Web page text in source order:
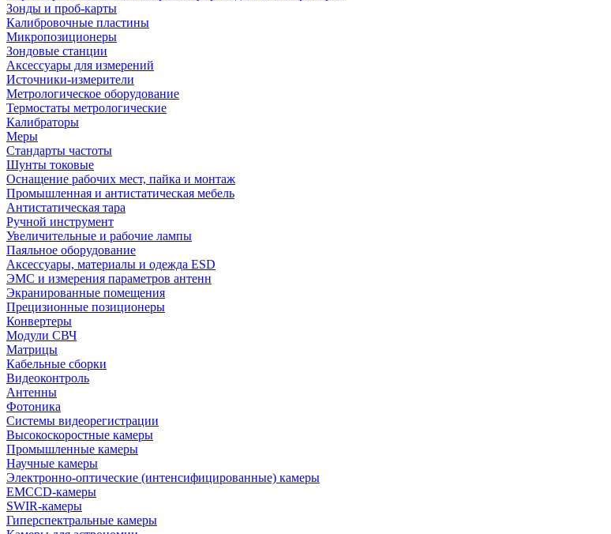
Зонды и проб-карты
Калибровочные пластины
Микропозиционеры
Зондовые станции
Аксессуары для измерений
Источники-измерители
Метрологическое оборудование
Термостаты метрологические
Калибраторы
Меры
Стандарты частоты
Шунты токовые
Оснащение рабочих мест, пайка и монтаж
Промышленная и антистатическая мебель
Антистатическая тара
Ручной инструмент
Увеличительные и рабочие лампы
Паяльное оборудование
Аксессуары, материалы и одежда ESD
ЭМС и измерения параметров антенн
Экранированные помещения
Прецизионные позиционеры
Конвертеры
Модули СВЧ
Матрицы
Кабельные сборки
Видеоконтроль
Антенны
Фотоника
Cистемы видеорегистрации
Высокоскоростные камеры
Промышленные камеры
Научные камеры
Электронно-оптические (интенсифицированные) камеры
EMCCD-камеры
SWIR-камеры
Гиперспектральные камеры